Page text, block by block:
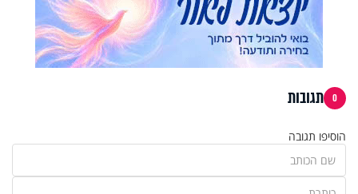
0 תגובות
הוסיפו תגובה